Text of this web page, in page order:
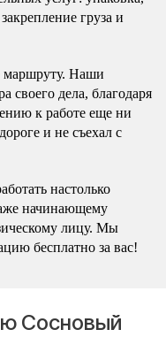
груза и
маршруту. Наши
своего дела, благодаря
к работе еще ни
и не съехал с
настолько
начинающему
лицу. Мы
бесплатно за вас!
Сосновый